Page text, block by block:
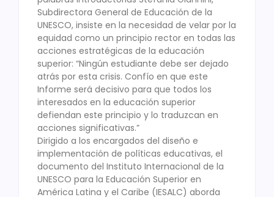
Subdirectora General de Educación de la
UNESCO, insiste en la necesidad de velar por la
equidad como un principio rector en todas las
acciones estratégicas de la educación
superior: “Ningún estudiante debe ser dejado
atrás por esta crisis. Confío en que este
Informe será decisivo para que todos los
interesados en la educación superior
defiendan este principio y lo traduzcan en
acciones significativas.”
Dirigido a los encargados del diseño e
implementación de políticas educativas, el
documento del Instituto Internacional de la
UNESCO para la Educación Superior en
América Latina y el Caribe (IESALC) aborda